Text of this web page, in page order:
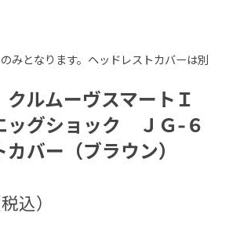
クルムーヴスマートＩ
ッグショック ＪＧ-６
バー（ブラウン）
みとなります。ヘッドレストカバーは別